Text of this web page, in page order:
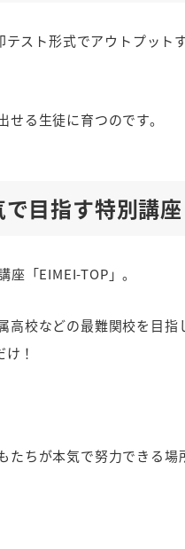
スト形式でアウトプット
る生徒に育つのです。
目指す特別講座
「EIMEI-TOP」。
校などの最難関校を目指
！
ちが本気で努力できる場